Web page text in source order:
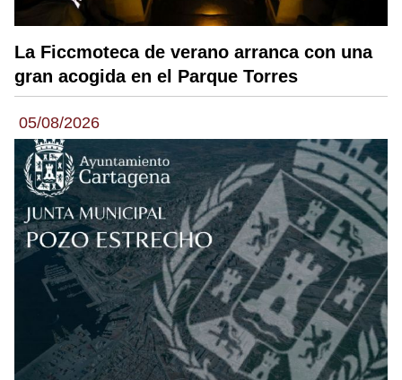
La Ficcmoteca de verano arranca con una
gran acogida en el Parque Torres
05/08/2026